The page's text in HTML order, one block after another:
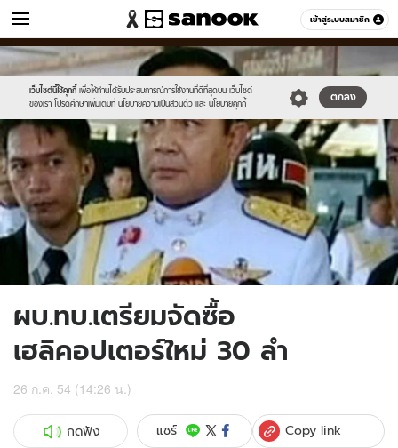
เข้าสู่ระบบสมาชิก
ข่าว หมวดอื่นๆ
เว็บไซต์นี้ใช้คุกกี้ เพื่อให้ท่านได้รับประสบการณ์การใช้งานที่ดีที่สุดบน เว็บไซต์
ของเรา โปรดศึกษาเพิ่มเติมที่ นโยบายความเป็นส่วนตัว และ นโยบายคุกกี้
ตกลง
Sanook
//s.isanook.com/sr/0/images/logo-
new-
sanook.png
600
60
//s.isanook.com/ns/0/ud/208/1042890/26-
7-
ผบ.ทบ.เตรียมจัดซื้อ
เฮลิคอปเตอร์ใหม่ 30 ลำ
26 ก.ค. 54 (14:26 น.)
กดฟัง แชร์ Copy link